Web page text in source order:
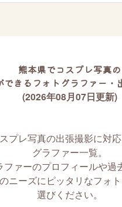
熊本県でコスプレ写真の
できるフォトグラファー・
(2026年08月07日更新)
プレ写真の出張撮影に対
グラファー一覧。
ファーのプロフィールや過
ニーズにピッタリなフォ
選びください。